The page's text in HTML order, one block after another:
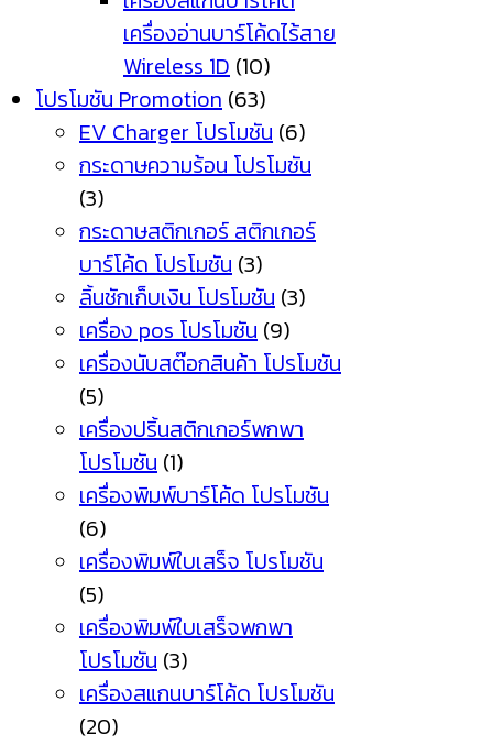
เครื่องอ่านบาร์โค้ดไร้สาย
Wireless 1D (10)
โปรโมชัน Promotion (63)
EV Charger โปรโมชัน (6)
กระดาษความร้อน โปรโมชัน
(3)
กระดาษสติกเกอร์ สติกเกอร์
บาร์โค้ด โปรโมชัน (3)
ลิ้นชักเก็บเงิน โปรโมชัน (3)
เครื่อง pos โปรโมชัน (9)
เครื่องนับสต๊อกสินค้า โปรโมชัน
(5)
เครื่องปริ้นสติกเกอร์พกพา
โปรโมชัน (1)
เครื่องพิมพ์บาร์โค้ด โปรโมชัน
(6)
เครื่องพิมพ์ใบเสร็จ โปรโมชัน
(5)
เครื่องพิมพ์ใบเสร็จพกพา
โปรโมชัน (3)
เครื่องสแกนบาร์โค้ด โปรโมชัน
(20)